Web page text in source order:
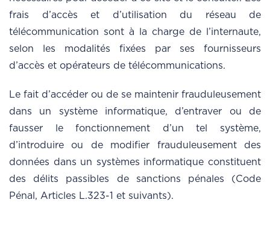
frais d’accès et d’utilisation du réseau de
télécommunication sont à la charge de l’internaute,
selon les modalités fixées par ses fournisseurs
d’accès et opérateurs de télécommunications.
Le fait d’accéder ou de se maintenir frauduleusement
dans un système informatique, d’entraver ou de
fausser le fonctionnement d’un tel système,
d’introduire ou de modifier frauduleusement des
données dans un systèmes informatique constituent
des délits passibles de sanctions pénales (Code
Pénal, Articles L.323-1 et suivants).